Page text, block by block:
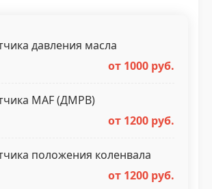
давления масла
от 1000 руб.
MAF (ДМРВ)
от 1200 руб.
положения коленвала
от 1200 руб.